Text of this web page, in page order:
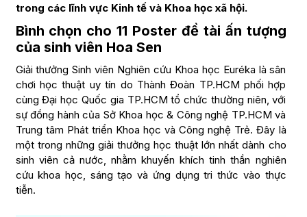
trong các lĩnh vực Kinh tế và Khoa học xã hội.
Bình chọn cho 11 Poster đề tài ấn tượng
của sinh viên Hoa Sen
Giải thưởng Sinh viên Nghiên cứu Khoa học Euréka là sân
chơi học thuật uy tín do Thành Đoàn TP.HCM phối hợp
cùng Đại học Quốc gia TP.HCM tổ chức thường niên, với
sự đồng hành của Sở Khoa học & Công nghệ TP.HCM và
Trung tâm Phát triển Khoa học và Công nghệ Trẻ. Đây là
một trong những giải thưởng học thuật lớn nhất dành cho
sinh viên cả nước, nhằm khuyến khích tinh thần nghiên
cứu khoa học, sáng tạo và ứng dụng tri thức vào thực
tiễn.